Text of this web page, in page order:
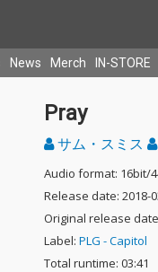
News Merch IN-STORE
Pray
サム・スミス
Audio format: 16bit/
Release date: 2018-
Original release
Label: PLG - Capitol
Total runtime: 03:41